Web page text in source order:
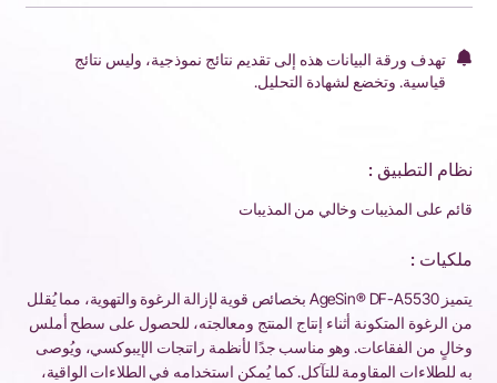
تهدف ورقة البيانات هذه إلى تقديم نتائج نموذجية، وليس نتائج
قياسية. وتخضع لشهادة التحليل.
نظام التطبيق :
قائم على المذيبات وخالي من المذيبات
ملكيات :
يتميز AgeSin® DF-A5530 بخصائص قوية لإزالة الرغوة والتهوية، مما يُقلل
من الرغوة المتكونة أثناء إنتاج المنتج ومعالجته، للحصول على سطح أملس
وخالٍ من الفقاعات. وهو مناسب جدًا لأنظمة راتنجات الإيبوكسي، ويُوصى
به للطلاءات المقاومة للتآكل. كما يُمكن استخدامه في الطلاءات الواقية،